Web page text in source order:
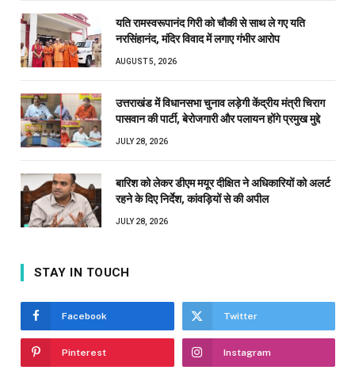
यति रामस्वरूपानंद गिरी को चौकी से साथ ले गए यति
नरसिंहानंद, मंदिर विवाद में लगाए गंभीर आरोप
AUGUST 5, 2026
उत्तराखंड में विधानसभा चुनाव लड़ेगी केंद्रीय मंत्री चिराग
पासवान की पार्टी, बेरोजगारी और पलायन होंगे प्रमुख मुद्दे
JULY 28, 2026
बारिश को लेकर डीएम मयूर दीक्षित ने अधिकारियों को अलर्ट
रहने के दिए निर्देश, कांवड़ियों से की अपील
JULY 28, 2026
STAY IN TOUCH
Facebook Twitter
Pinterest Instagram